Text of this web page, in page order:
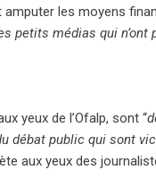
les moyens
petits médias qui n’ont
yeux de l’Ofalp, sont “
débat public qui sont
aux yeux des